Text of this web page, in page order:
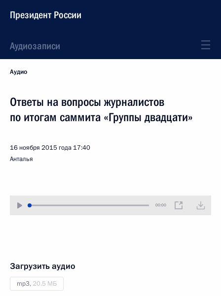
Президент России
Аудиозаписи
Аудио
Ответы на вопросы журналистов
по итогам саммита «Группы двадцати»
16 ноября 2015 года 17:40
Анталья
00:00
Загрузить аудио
mp3, 20.5 МБ